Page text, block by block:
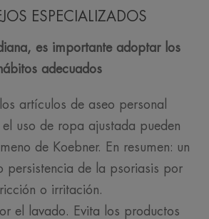
ESPECIALIZADOS
es importante adoptar los
adecuados
artículos de aseo personal
uso de ropa ajustada pueden
de Koebner. En resumen: un
persistencia de la psoriasis por
o irritación.
el lavado. Evita los productos